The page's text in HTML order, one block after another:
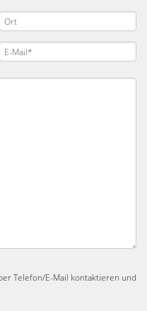
Telefon/E-Mail kontaktieren und